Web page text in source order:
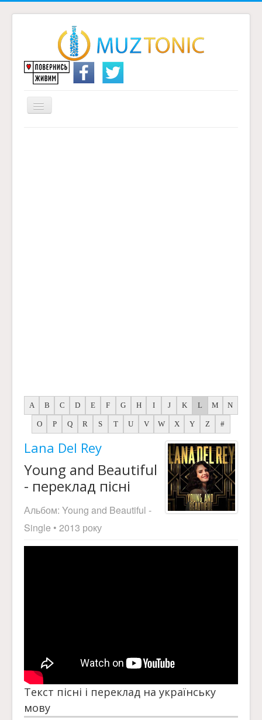
Перемикач
навігації
A B C D E F G H I J K L M N
O P Q R S T U V W X Y Z #
Lana Del Rey
Young and Beautiful
- переклад пісні
Альбом: Young and Beautiful -
Single • 2013 року
Текст пісні і переклад на українську
мову